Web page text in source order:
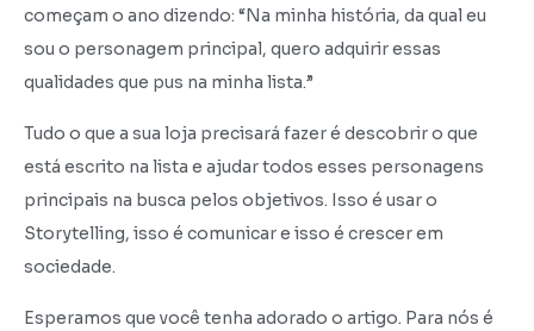
começam o ano dizendo: “Na minha história, da qual eu
sou o personagem principal, quero adquirir essas
qualidades que pus na minha lista.”
Tudo o que a sua loja precisará fazer é descobrir o que
está escrito na lista e ajudar todos esses personagens
principais na busca pelos objetivos. Isso é usar o
Storytelling, isso é comunicar e isso é crescer em
sociedade.
Esperamos que você tenha adorado o artigo. Para nós é